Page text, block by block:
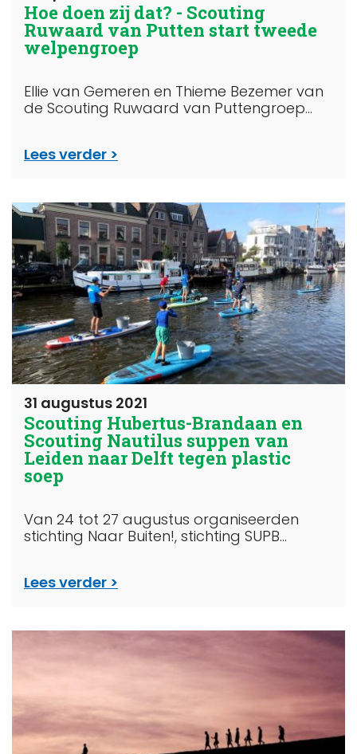
Hoe doen zij dat? - Scouting
Ruwaard van Putten start tweede
welpengroep
Ellie van Gemeren en Thieme Bezemer van
de Scouting Ruwaard van Puttengroep...
Lees verder
31 augustus 2021
Scouting Hubertus-Brandaan en
Scouting Nautilus suppen van
Leiden naar Delft tegen plastic
soep
Van 24 tot 27 augustus organiseerden
stichting Naar Buiten!, stichting SUPB...
Lees verder